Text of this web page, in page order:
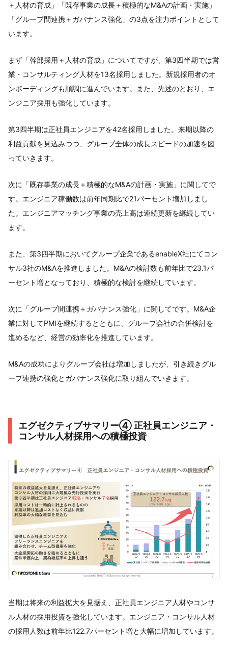
＋人材の育成」「既存事業の成長＋積極的なM&Aの計画・実施」
「グループ間連携＋ガバナンス強化」の3点を注力ポイントとして
います。
まず「幹部採用＋人材の育成」についてですが、第3四半期では営
業・コンサルティング人材を13名採用しました。新規採用者のオ
ンボーディングも順調に進んでいます。また、先述のとおり、エ
ンジニア採用も強化しています。
第3四半期は正社員エンジニアを42名採用しました。来期以降の
利益貢献を見込みつつ、グループ全体の成長スピードの加速を図
っていきます。
次に「既存事業の成長＋積極的なM&Aの計画・実施」に関してで
す。エンジニア稼働数は前年同期比で21パーセント増加しまし
た。エンジニアマッチング事業の売上高は連続更新を継続してい
ます。
また、第3四半期においてグループ企業であるenableX社にてコン
サル3社のM&Aを推進しました。M&Aの検討数も前年比で23.1パ
ーセント増となっており、積極的な検討を継続しています。
次に「グループ間連携＋ガバナンス強化」に関してです。M&A企
業に対してPMIを継続するとともに、グループ会社の合併検討を
進めるなど、経営の効率化を推進しています。
M&Aの成功によりグループ会社は増加しましたが、引き続きグル
ープ連携の強化とガバナンス強化に取り組んでいきます。
エグゼクティブサマリー④ 正社員エンジニア・
コンサル人材採用への積極投資
当期は将来の利益拡大を見据え、正社員エンジニア人材やコンサ
ル人材の採用投資を強化しています。エンジニア・コンサル人材
の採用人数は前年比122.7パーセント増と大幅に増加しています。